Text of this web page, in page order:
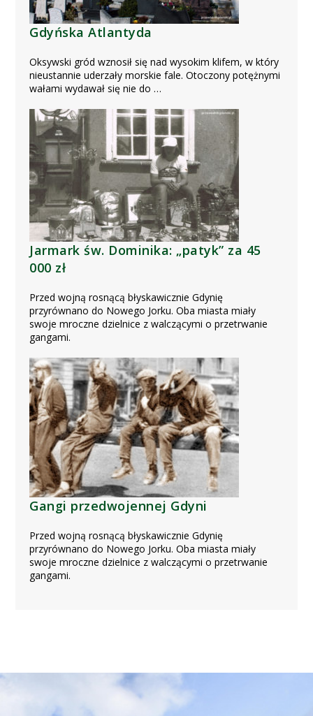
Gdyńska Atlantyda
Oksywski gród wznosił się nad wysokim klifem, w który
nieustannie uderzały morskie fale. Otoczony potężnymi
wałami wydawał się nie do …
Jarmark św. Dominika: „patyk” za 45
000 zł
Przed wojną rosnącą błyskawicznie Gdynię
przyrównano do Nowego Jorku. Oba miasta miały
swoje mroczne dzielnice z walczącymi o przetrwanie
gangami.
Gangi przedwojennej Gdyni
Przed wojną rosnącą błyskawicznie Gdynię
przyrównano do Nowego Jorku. Oba miasta miały
swoje mroczne dzielnice z walczącymi o przetrwanie
gangami.